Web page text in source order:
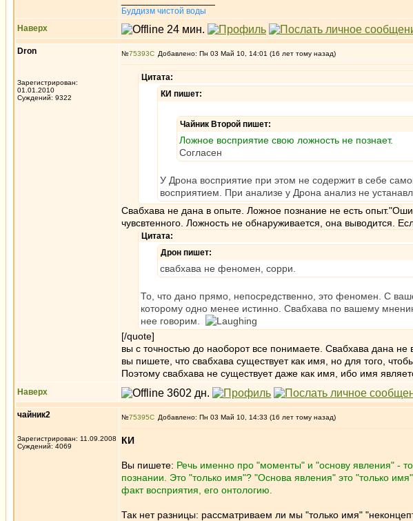
Буддизм чистой воды
Наверх
Dron
Зарегистрирован:
01.01.2010
Суждений: 9322
№75393 Добавлено: Пн 03 Май 10, 14:01 (16 лет тому назад)
Цитата:
КИ пишет:
Чайник Второй пишет:
Ложное восприятие свою ложность не познает.
Согласен
У Дрона восприятие при этом не содержит в себе
восприятием. При анализе у Дрона анализ не
Свабхава не дана в опыте. Ложное познание не есть
чувсвтенного. Ложность не обнаруживается, она выводится.
Цитата:
Дрон пишет:
свабхава не феномен, сорри.
То, что дано прямо, непосредственно, это феномен. С
которому одно менее истинно. Свабхава по вашему
нее говорим.
[/quote]
вы с точностью до наоборот все понимаете. Свабхава дана
вы пишете, что свабхава существует как имя, но для того,
Поэтому свабхава не существует даже как имя, ибо имя
Наверх
чайник2
Зарегистрирован: 11.09.2008
Суждений: 4069
№75395 Добавлено: Пн 03 Май 10, 14:33 (16 лет тому назад)
КИ
Вы пишете: Речь именно про "моменты" и "основу явления" -
познании. Это "только имя"? "Основа явления" это "только
факт восприятия, его онтологию.
Так нет разницы: рассматриваем ли мы "только имя"